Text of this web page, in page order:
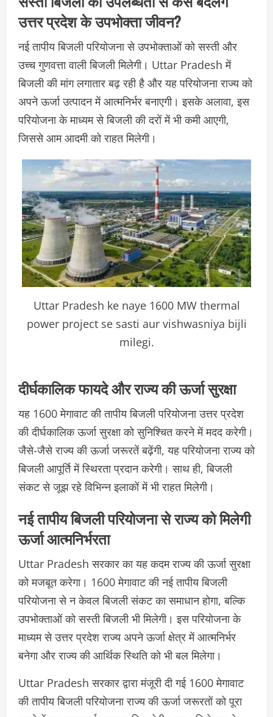
उत्तर प्रदेश के उपभोक्ता जीवन?
नई तापीय बिजली परियोजना से उपभोक्ताओं को सस्ती और
उच्च गुणवत्ता वाली बिजली मिलेगी। Uttar Pradesh में
बिजली की मांग लगातार बढ़ रही है और यह परियोजना राज्य को
अपने ऊर्जा उत्पादन में आत्मनिर्भर बनाएगी। इसके अलावा, इस
परियोजना के माध्यम से बिजली की दरों में भी कमी आएगी,
जिससे आम आदमी को राहत मिलेगी।
Uttar Pradesh ke naye 1600 MW thermal
power project se sasti aur vishwasniya bijli
milegi.
दीर्घकालिक फायदे और राज्य की ऊर्जा सुरक्षा
यह 1600 मेगावाट की तापीय बिजली परियोजना उत्तर प्रदेश
की दीर्घकालिक ऊर्जा सुरक्षा को सुनिश्चित करने में मदद करेगी।
जैसे-जैसे राज्य की ऊर्जा जरूरतें बढ़ेंगी, यह परियोजना राज्य को
बिजली आपूर्ति में स्थिरता प्रदान करेगी। साथ ही, बिजली
संकट से जूझ रहे विभिन्न इलाकों में भी राहत मिलेगी।
नई तापीय बिजली परियोजना से राज्य को मिलेगी
ऊर्जा आत्मनिर्भरता
Uttar Pradesh सरकार का यह कदम राज्य की ऊर्जा सुरक्षा
को मजबूत करेगा। 1600 मेगावाट की नई तापीय बिजली
परियोजना से न केवल बिजली संकट का समाधान होगा, बल्कि
उपभोक्ताओं को सस्ती बिजली भी मिलेगी। इस परियोजना के
माध्यम से उत्तर प्रदेश राज्य अपने ऊर्जा क्षेत्र में आत्मनिर्भर
बनेगा और राज्य की आर्थिक स्थिति को भी बल मिलेगा।
Uttar Pradesh सरकार द्वारा मंजूरी दी गई 1600 मेगावाट
की तापीय बिजली परियोजना राज्य की ऊर्जा जरूरतों को पूरा